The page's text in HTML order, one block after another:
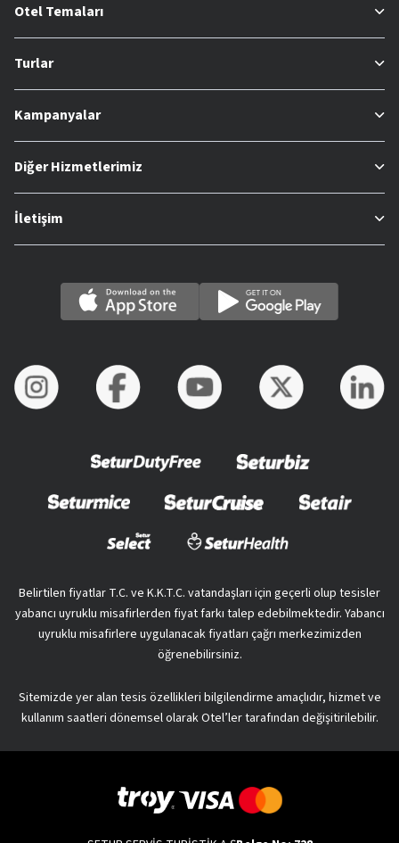
Otel Temaları
Turlar
Kampanyalar
Diğer Hizmetlerimiz
İletişim
Belirtilen fiyatlar T.C. ve K.K.T.C. vatandaşları için geçerli olup tesisler
yabancı uyruklu misafirlerden fiyat farkı talep edebilmektedir. Yabancı
uyruklu misafirlere uygulanacak fiyatları çağrı merkezimizden
öğrenebilirsiniz.
Sitemizde yer alan tesis özellikleri bilgilendirme amaçlıdır, hizmet ve
kullanım saatleri dönemsel olarak Otel’ler tarafından değişitirilebilir.